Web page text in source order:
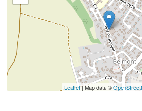
Leaflet| Map data ©